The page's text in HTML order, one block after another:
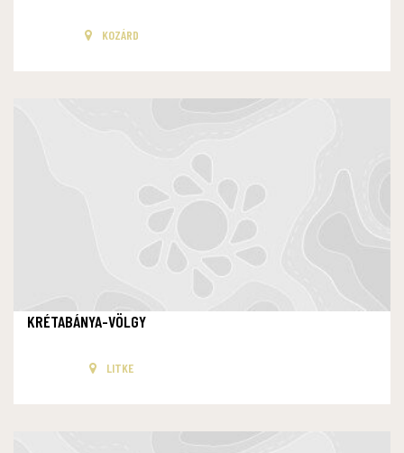
KOZÁRD
KRÉTABÁNYA-VÖLGY
LITKE